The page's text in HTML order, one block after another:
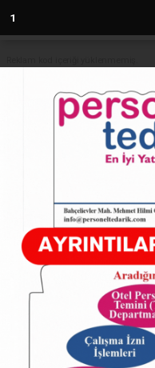
1
Anasayfa HATAY
25.01.2025 - 23:00,
MULLAOĞLU'ndan
ZİYARET